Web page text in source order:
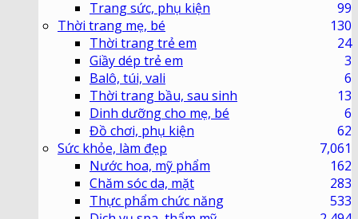
Trang sức, phụ kiện
99
Thời trang mẹ, bé
130
Thời trang trẻ em
24
Giầy dép trẻ em
3
Balô, túi, vali
6
Thời trang bầu, sau sinh
13
Dinh dưỡng cho mẹ, bé
6
Đồ chơi, phụ kiện
62
Sức khỏe, làm đẹp
7,061
Nước hoa, mỹ phẩm
162
Chăm sóc da, mặt
283
Thực phẩm chức năng
533